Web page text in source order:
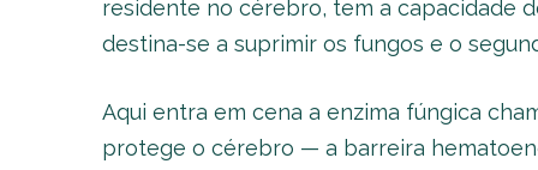
residente no cérebro, tem a capacidade
destina-se a suprimir os fungos e o
Aqui entra em cena a enzima fúngica
protege o cérebro — a barreira